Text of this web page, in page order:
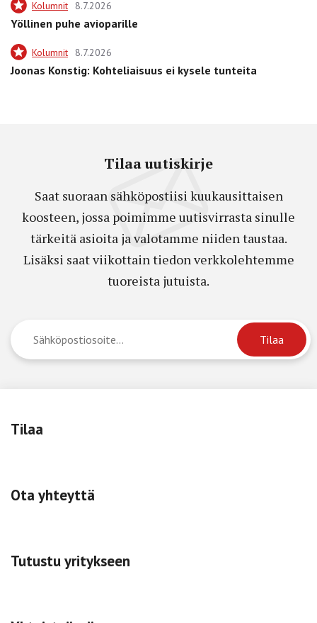
Kolumnit 8.7.2026
Yöllinen puhe avioparille
Kolumnit 8.7.2026
Joonas Konstig: Kohteliaisuus ei kysele tunteita
Tilaa uutiskirje
Saat suoraan sähköpostiisi kuukausittaisen
koosteen, jossa poimimme uutisvirrasta sinulle
tärkeitä asioita ja valotamme niiden taustaa.
Lisäksi saat viikottain tiedon verkkolehtemme
tuoreista jutuista.
Tilaa
Ota yhteyttä
Tutustu yritykseen